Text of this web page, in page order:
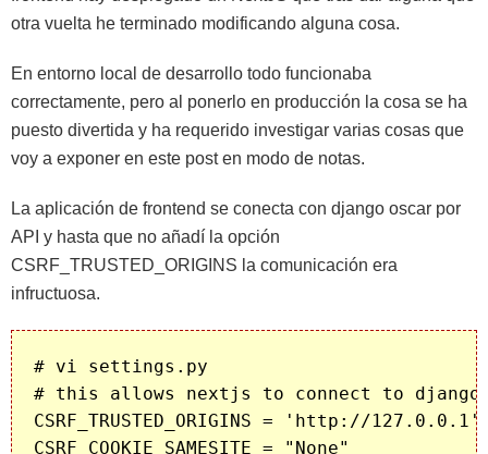
otra vuelta he terminado modificando alguna cosa.
En entorno local de desarrollo todo funcionaba
correctamente, pero al ponerlo en producción la cosa se ha
puesto divertida y ha requerido investigar varias cosas que
voy a exponer en este post en modo de notas.
La aplicación de frontend se conecta con django oscar por
API y hasta que no añadí la opción
CSRF_TRUSTED_ORIGINS la comunicación era
infructuosa.
# vi settings.py
# this allows nextjs to connect to django
CSRF_TRUSTED_ORIGINS = 'http://127.0.0.1'